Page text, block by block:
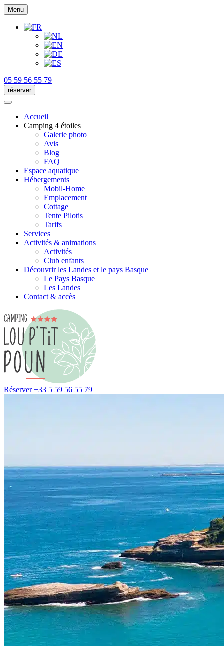
Menu
05 59 56 55 79
réserver
Accueil
Camping 4 étoiles
Galerie photo
Avis
Blog
FAQ
Espace aquatique
Hébergements
Mobil-Home
Emplacement
Cottage
Tente Pilotis
Tarifs
Services
Activités & animations
Activités
Club enfants
Découvrir les Landes et le pays Basque
Le Pays Basque
Les Landes
Contact & accès
Réserver +33 5 59 56 55 79